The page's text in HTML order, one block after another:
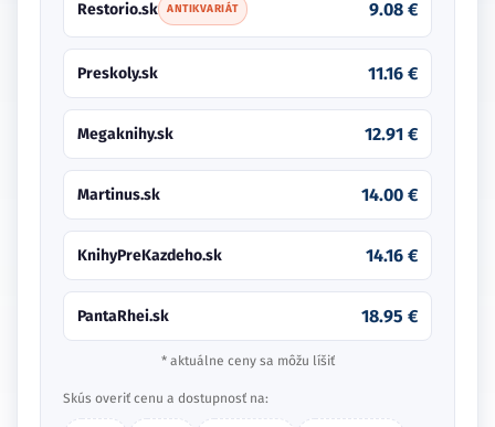
Restorio.sk ANTIKVARIÁT 9.08 €
Preskoly.sk 11.16 €
Megaknihy.sk 12.91 €
Martinus.sk 14.00 €
KnihyPreKazdeho.sk 14.16 €
PantaRhei.sk 18.95 €
* aktuálne ceny sa môžu líšiť
Skús overiť cenu a dostupnosť na: